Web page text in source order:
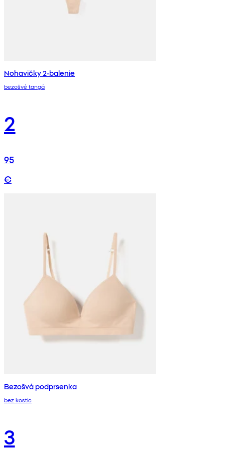
Nohavičky 2-balenie
bezošvé tangá
2
95
€
Bezošvá podprsenka
bez kostíc
3